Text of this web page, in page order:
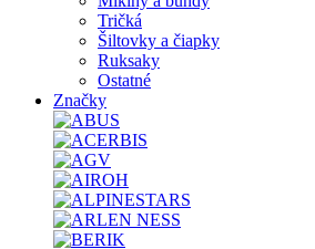
Tričká
Šiltovky a čiapky
Ruksaky
Ostatné
Značky